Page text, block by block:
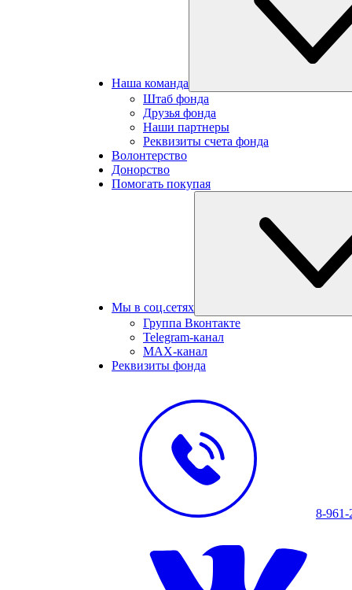
Наша команда
Штаб фонда
Друзья фонда
Наши партнеры
Реквизиты счета фонда
Волонтерство
Донорство
Помогать покупая
Мы в соц.сетях
Группа Вконтакте
Telegram-канал
MAX-канал
Реквизиты фонда
8-961-